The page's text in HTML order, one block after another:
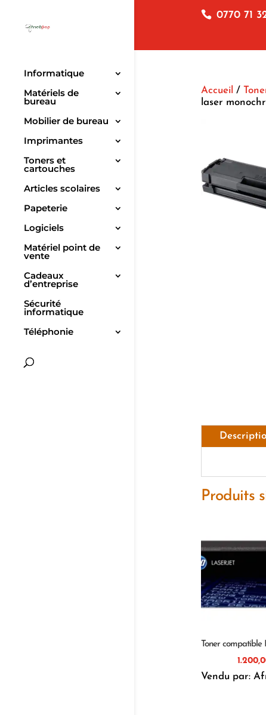
0770 71
Informatique
Matériels de
bureau
Mobilier de bureau
Imprimantes
Toners et
cartouches
Articles scolaires
Papeterie
Logiciels
Matériel point de
vente
Cadeaux
d’entreprise
Sécurité
informatique
Téléphonie
Accueil /
laser
Produits
Toner compatible
Vendu par: